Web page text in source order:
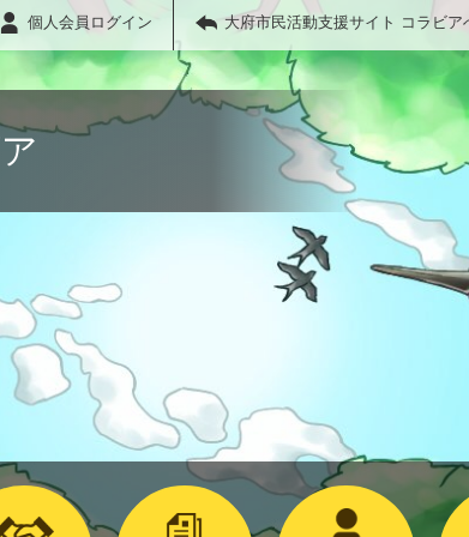
個人会員ログイン 大府市民活動支援サイト コラビア